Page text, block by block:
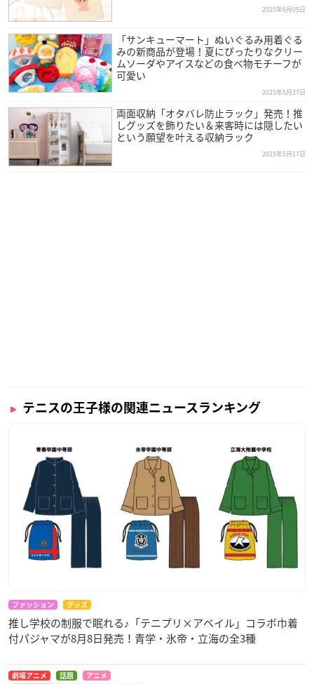
2025年6月05日
「サンキューマート」ぬいぐるみ用着ぐる
みの新商品が登場！夏にぴったりなクリー
ムソーダやアイスなどの食べ物モチーフが
可愛い
2025年5月27日
両面収納「オタバレ防止ラック」発売！推
しグッズを飾りたい＆来客時には隠したい
という願望を叶える収納ラック
2025年5月17日
テニスの王子様の関連ニュースランキング
ファッション グッズ
推し学校の制服で眠れる♪「テニプリ×アベイル」コラボ巾着
付パジャマが8月8日発売！青学・氷帝・立海の全3種
劇場アニメ 話題 アニメ